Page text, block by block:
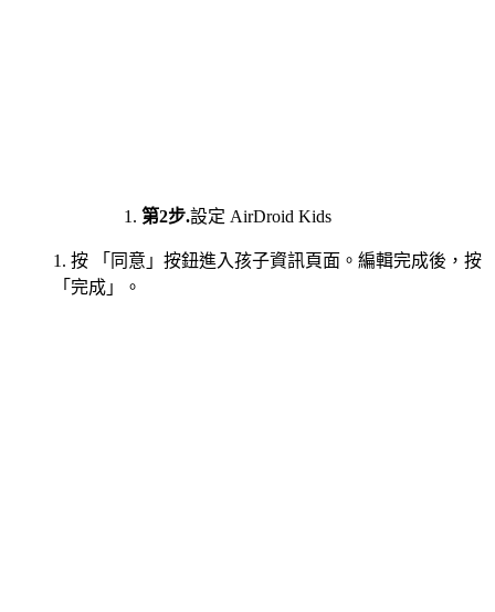
第2步.設定 AirDroid Kids
1. 按 「同意」按鈕進入孩子資訊頁面。編輯完成後，按
「完成」。